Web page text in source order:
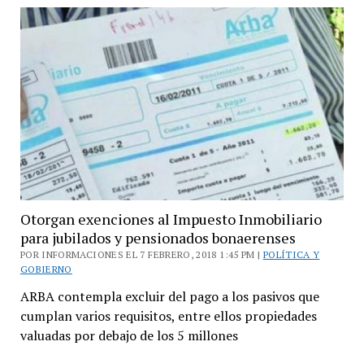
pide
por
las
PyMEs
ante
ARBA
Otorgan exenciones al Impuesto Inmobiliario
para jubilados y pensionados bonaerenses
POR INFORMACIONES EL 7 FEBRERO, 2018 1:45 PM | POLÍTICA Y
GOBIERNO
ARBA contempla excluir del pago a los pasivos que
cumplan varios requisitos, entre ellos propiedades
valuadas por debajo de los 5 millones